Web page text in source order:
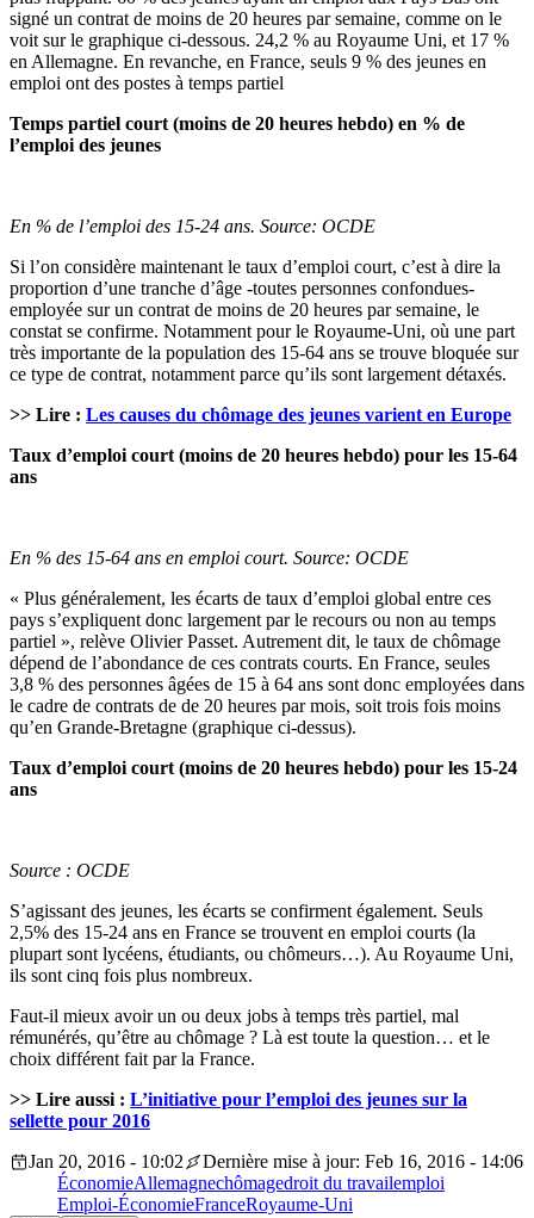
signé un contrat de moins de 20 heures par semaine, comme on le
voit sur le graphique ci-dessous. 24,2 % au Royaume Uni, et 17 %
en Allemagne. En revanche, en France, seuls 9 % des jeunes en
emploi ont des postes à temps partiel
Temps partiel court (moins de 20 heures hebdo) en % de
l’emploi des jeunes
En % de l’emploi des 15-24 ans. Source: OCDE
Si l’on considère maintenant le taux d’emploi court, c’est à dire la
proportion d’une tranche d’âge -toutes personnes confondues-
employée sur un contrat de moins de 20 heures par semaine, le
constat se confirme. Notamment pour le Royaume-Uni, où une part
très importante de la population des 15-64 ans se trouve bloquée sur
ce type de contrat, notamment parce qu’ils sont largement détaxés.
>> Lire : Les causes du chômage des jeunes varient en Europe
Taux d’emploi court (moins de 20 heures hebdo) pour les 15-64
ans
En % des 15-64 ans en emploi court. Source: OCDE
« Plus généralement, les écarts de taux d’emploi global entre ces
pays s’expliquent donc largement par le recours ou non au temps
partiel », relève Olivier Passet. Autrement dit, le taux de chômage
dépend de l’abondance de ces contrats courts. En France, seules
3,8 % des personnes âgées de 15 à 64 ans sont donc employées dans
le cadre de contrats de de 20 heures par mois, soit trois fois moins
qu’en Grande-Bretagne (graphique ci-dessus).
Taux d’emploi court (moins de 20 heures hebdo) pour les 15-24
ans
Source : OCDE
S’agissant des jeunes, les écarts se confirment également. Seuls
2,5% des 15-24 ans en France se trouvent en emploi courts (la
plupart sont lycéens, étudiants, ou chômeurs…). Au Royaume Uni,
ils sont cinq fois plus nombreux.
Faut-il mieux avoir un ou deux jobs à temps très partiel, mal
rémunérés, qu’être au chômage ? Là est toute la question… et le
choix différent fait par la France.
>> Lire aussi : L’initiative pour l’emploi des jeunes sur la
sellette pour 2016
Jan 20, 2016 - 10:02
Dernière mise à jour: Feb 16, 2016 - 14:06
ÉconomieAllemagnechômagedroit du travailemploi
Emploi-ÉconomieFranceRoyaume-Uni